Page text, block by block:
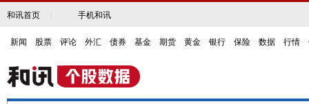
和讯首页 手机和讯
新闻 股票 评论 外汇 债券 基金 期货 黄金 银行 保险 数据 行情